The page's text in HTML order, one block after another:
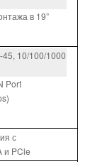
в 19”
45, 10/100/1000
Port
с
и PCle